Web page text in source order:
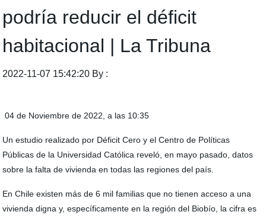
podría reducir el déficit
habitacional | La Tribuna
2022-11-07 15:42:20 By :
04 de Noviembre de 2022, a las 10:35
Un estudio realizado por Déficit Cero y el Centro de Políticas
Públicas de la Universidad Católica reveló, en mayo pasado, datos
sobre la falta de vivienda en todas las regiones del país.
En Chile existen más de 6 mil familias que no tienen acceso a una
vivienda digna y, específicamente en la región del Biobío, la cifra es